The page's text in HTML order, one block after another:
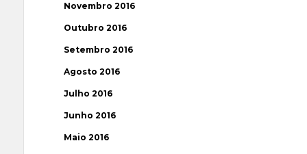
Novembro 2016
Outubro 2016
Setembro 2016
Agosto 2016
Julho 2016
Junho 2016
Maio 2016